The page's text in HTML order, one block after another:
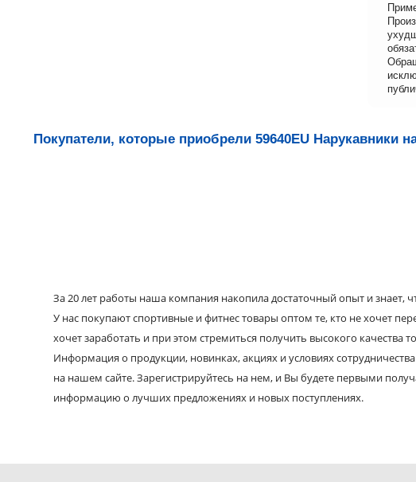
Покупатели, которые приобрели 59640EU Нарукавники
За 20 лет работы наша компания накопила достаточный опыт и знает,
У нас покупают спортивные и фитнес товары оптом те, кто не хочет
хочет заработать и при этом стремиться получить высокого качества
Информация о продукции, новинках, акциях и условиях
на нашем сайте. Зарегистрируйтесь на нем, и Вы будете первыми
информацию о лучших предложениях и новых поступлениях.